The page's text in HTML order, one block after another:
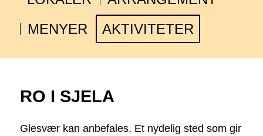
MENYER
AKTIVITETER
RO I SJELA
Glesvær kan anbefales. Et nydelig sted som gir